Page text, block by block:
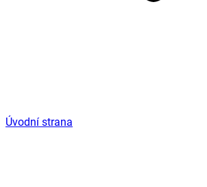
Úvodní strana